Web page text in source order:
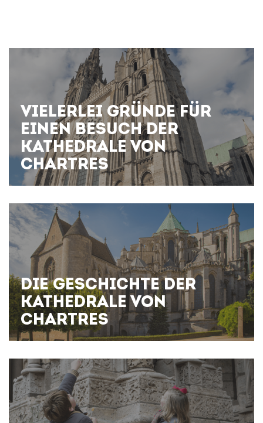
VIELERLEI GRÜNDE FÜR
EINEN BESUCH DER
KATHEDRALE VON
CHARTRES
DIE GESCHICHTE DER
KATHEDRALE VON
CHARTRES